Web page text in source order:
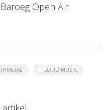
Open Air.
LOUD MUSIC